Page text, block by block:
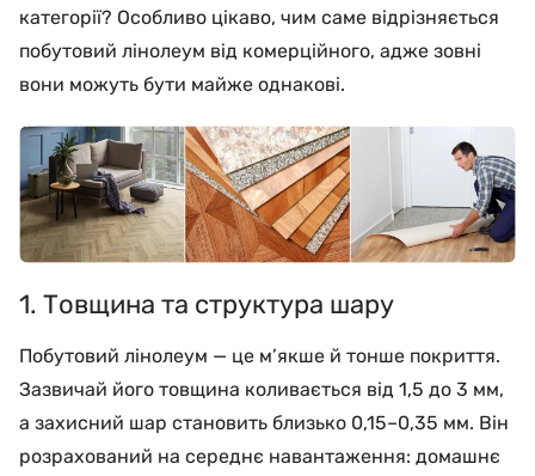
категорії? Особливо цікаво, чим саме відрізняється
побутовий лінолеум від комерційного, адже зовні
вони можуть бути майже однакові.
1. Товщина та структура шару
Побутовий лінолеум — це м’якше й тонше покриття.
Зазвичай його товщина коливається від 1,5 до 3 мм,
а захисний шар становить близько 0,15–0,35 мм. Він
розрахований на середнє навантаження: домашнє